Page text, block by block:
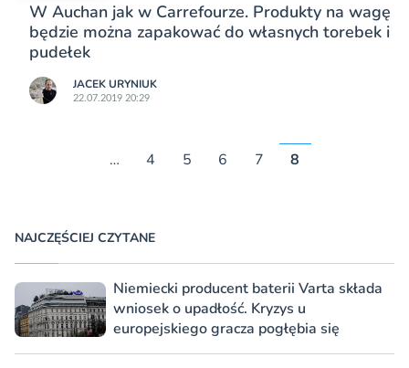
W Auchan jak w Carrefourze. Produkty na wagę
będzie można zapakować do własnych torebek i
pudełek
JACEK URYNIUK
22.07.2019 20:29
… 4 5 6 7 8
NAJCZĘŚCIEJ CZYTANE
Niemiecki producent baterii Varta składa
wniosek o upadłość. Kryzys u
europejskiego gracza pogłębia się